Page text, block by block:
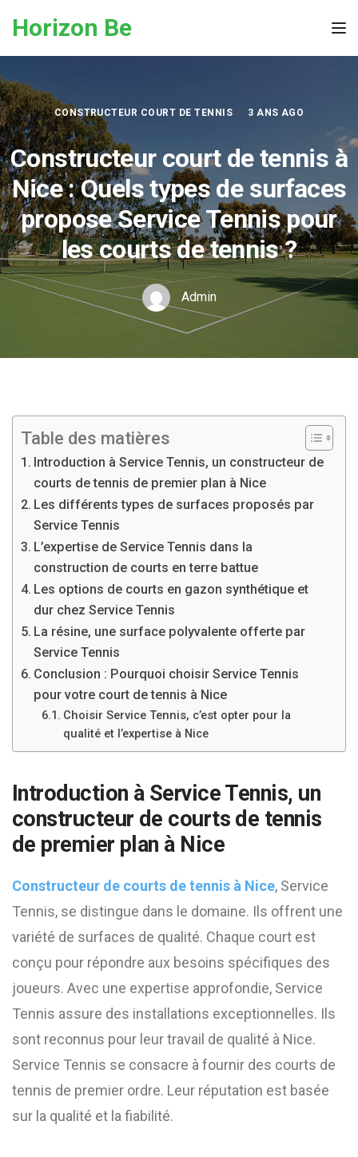
Horizon Be
CONSTRUCTEUR COURT DE TENNIS 3 ANS AGO
Constructeur court de tennis à
Nice : Quels types de surfaces
propose Service Tennis pour
les courts de tennis ?
Admin
Table des matières
Introduction à Service Tennis, un constructeur de
courts de tennis de premier plan à Nice
Les différents types de surfaces proposés par
Service Tennis
L’expertise de Service Tennis dans la
construction de courts en terre battue
Les options de courts en gazon synthétique et
dur chez Service Tennis
La résine, une surface polyvalente offerte par
Service Tennis
Conclusion : Pourquoi choisir Service Tennis
pour votre court de tennis à Nice
Choisir Service Tennis, c’est opter pour la
qualité et l’expertise à Nice
Introduction à Service Tennis, un
constructeur de courts de tennis
de premier plan à Nice
Constructeur de courts de tennis à Nice, Service
Tennis, se distingue dans le domaine. Ils offrent une
variété de surfaces de qualité. Chaque court est
conçu pour répondre aux besoins spécifiques des
joueurs. Avec une expertise approfondie, Service
Tennis assure des installations exceptionnelles. Ils
sont reconnus pour leur travail de qualité à Nice.
Service Tennis se consacre à fournir des courts de
tennis de premier ordre. Leur réputation est basée
sur la qualité et la fiabilité.